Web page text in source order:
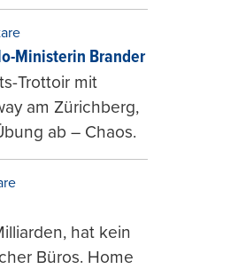
Ministerin Brander
Trottoir mit
am Zürichberg,
ab – Chaos.
hat kein
Büros. Home